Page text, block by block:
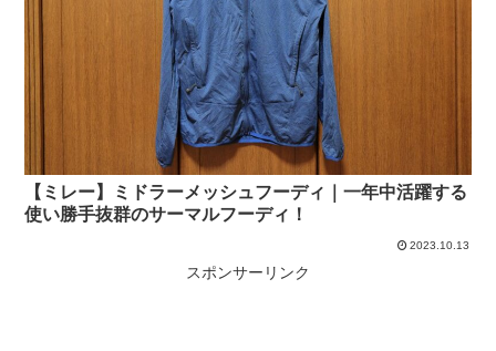
【ミレー】ミドラーメッシュフーディ｜一年中活躍する
使い勝手抜群のサーマルフーディ！
2023.10.13
スポンサーリンク